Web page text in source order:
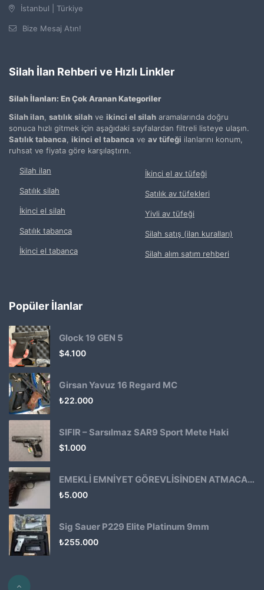
İstanbul | Türkiye
Bize Mesaj Atın!
Silah İlan Rehberi ve Hızlı Linkler
Silah İlanları: En Çok Aranan Kategoriler
Silah ilan, satılık silah ve ikinci el silah aramalarında doğru
sonuca hızlı gitmek için aşağıdaki sayfalardan filtreli listeye ulaşın.
Satılık tabanca, ikinci el tabanca ve av tüfeği ilanlarını konum,
ruhsat ve fiyata göre karşılaştırın.
Silah ilan
Satılık silah
İkinci el silah
Satılık tabanca
İkinci el tabanca
İkinci el av tüfeği
Satılık av tüfekleri
Yivli av tüfeği
Silah satış (ilan kuralları)
Silah alım satım rehberi
Popüler İlanlar
Glock 19 GEN 5
$4.100
Girsan Yavuz 16 Regard MC
₺22.000
SIFIR – Sarsılmaz SAR9 Sport Mete Haki
$1.000
EMEKLİ EMNİYET GÖREVLİSİNDEN ATMACA 53 KLASİK14
₺5.000
Sig Sauer P229 Elite Platinum 9mm
₺255.000